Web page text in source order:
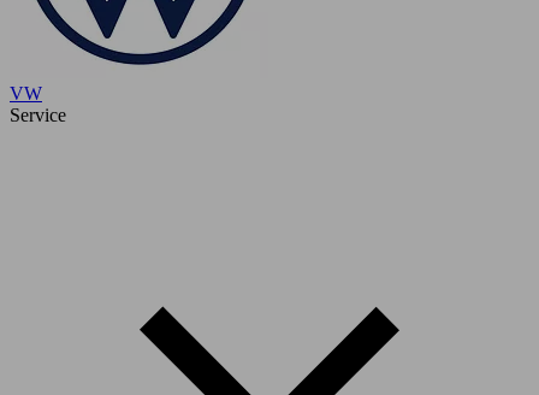
VW
Service